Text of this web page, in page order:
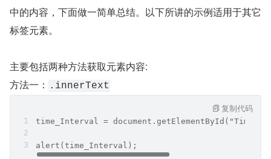
中的内容，下面做一简单总结。以下所讲的示例适用于其它
标签元素。
主要包括两种方法获取元素内容:
方法一：
.innerText
time_Interval =
alert(time_Interval);
复制代码